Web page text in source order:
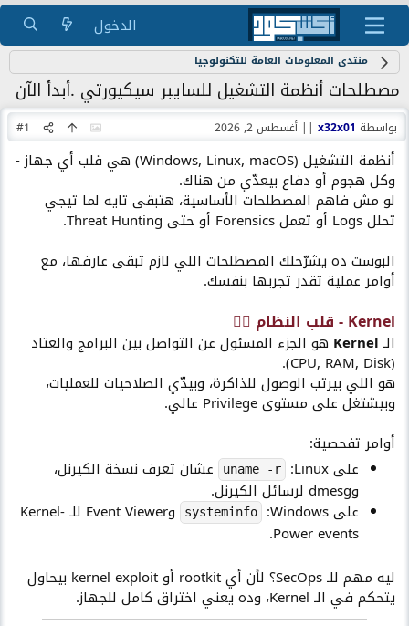
الدخول
منتدى المعلومات العامة للتكنولوجيا
مصطلحات أنظمة التشغيل للسايبر سيكيورتي .أبدأ الآن
بواسطة x32x01
|| أغسطس 2, 2026 #1
أنظمة التشغيل (Windows, Linux, macOS) هي قلب أي جهاز -
وكل هجوم أو دفاع بيعدّي من هناك.
لو مش فاهم المصطلحات الأساسية، هتبقى تايه لما تيجي
تحلل Logs أو تعمل Forensics أو حتى Threat Hunting.
البوست ده يشرّحلك المصطلحات اللي لازم تبقى عارفها، مع
أوامر عملية تقدر تجربها بنفسك.
Kernel - قلب النظام ❤️‍🔥​
الـ Kernel هو الجزء المسئول عن التواصل بين البرامج والعتاد
(CPU, RAM, Disk).
هو اللي بيرتب الوصول للذاكرة، وبيدّي الصلاحيات للعمليات،
وبيشتغل على مستوى Privilege عالي.
أوامر تفحصية:
على Linux:
uname -r
عشان تعرف نسخة الكيرنل،
وdmesg لرسائل الكيرنل.
على Windows:
systeminfo
وEvent Viewer للـ Kernel-
Power events.
ليه مهم للـ SecOps؟ لأن أي rootkit أو kernel exploit بيحاول
يتحكم في الـ Kernel، وده يعني اختراق كامل للجهاز.